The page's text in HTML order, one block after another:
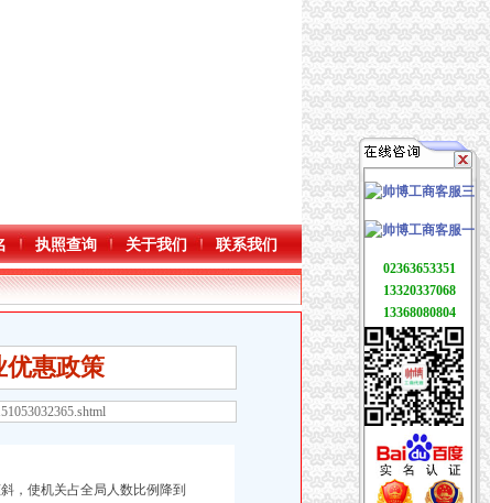
执照查询 关于我们 联系我们
优惠政策
，使机关占全局人数比例降到
02363653351
13320337068
13368080804